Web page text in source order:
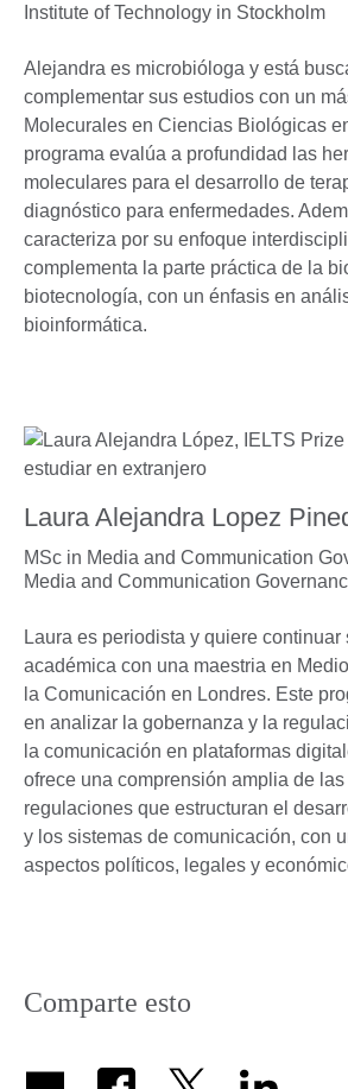
Institute of Technology in Stockholm
Alejandra es microbióloga y está
complementar sus estudios con un
Molecurales en Ciencias Biológicas
programa evalúa a profundidad las
moleculares para el desarrollo de
diagnóstico para enfermedades.
caracteriza por su enfoque
complementa la parte práctica de la
biotecnología, con un énfasis en
bioinformática.
Laura Alejandra Lopez
MSc in Media and Communication
Media and Communication
Laura es periodista y quiere continuar
académica con una maestria en
la Comunicación en Londres. Este
en analizar la gobernanza y la
la comunicación en plataformas
ofrece una comprensión amplia de
regulaciones que estructuran el
y los sistemas de comunicación, con
aspectos políticos, legales y
Comparte esto